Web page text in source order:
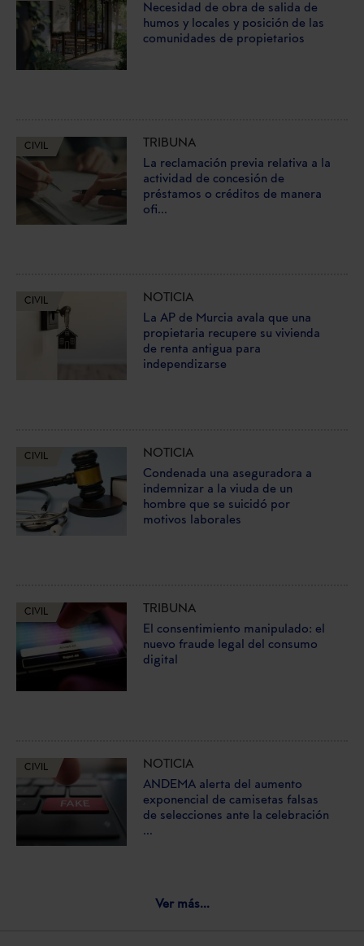
Necesidad de obra de salida de
humos y locales y posición de las
comunidades de propietarios
CIVIL
TRIBUNA
La reclamación previa relativa a la
actividad de concesión de
préstamos o créditos de manera
ofi...
CIVIL
NOTICIA
La AP de Murcia avala que una
propietaria recupere su vivienda
de renta antigua para
independizarse
CIVIL
NOTICIA
Condenada una aseguradora a
indemnizar a la viuda de un
hombre que se suicidó por
motivos laborales
CIVIL
TRIBUNA
El consentimiento manipulado: el
nuevo fraude legal del consumo
digital
CIVIL
NOTICIA
ANDEMA alerta del aumento
exponencial de camisetas falsas
de selecciones ante la celebración
...
Ver más...